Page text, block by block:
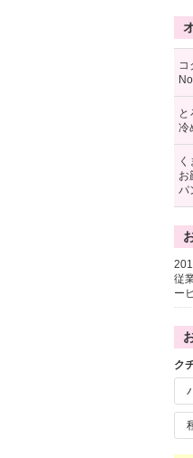
コ
と
冷
く
お
パ
従
ー
ク